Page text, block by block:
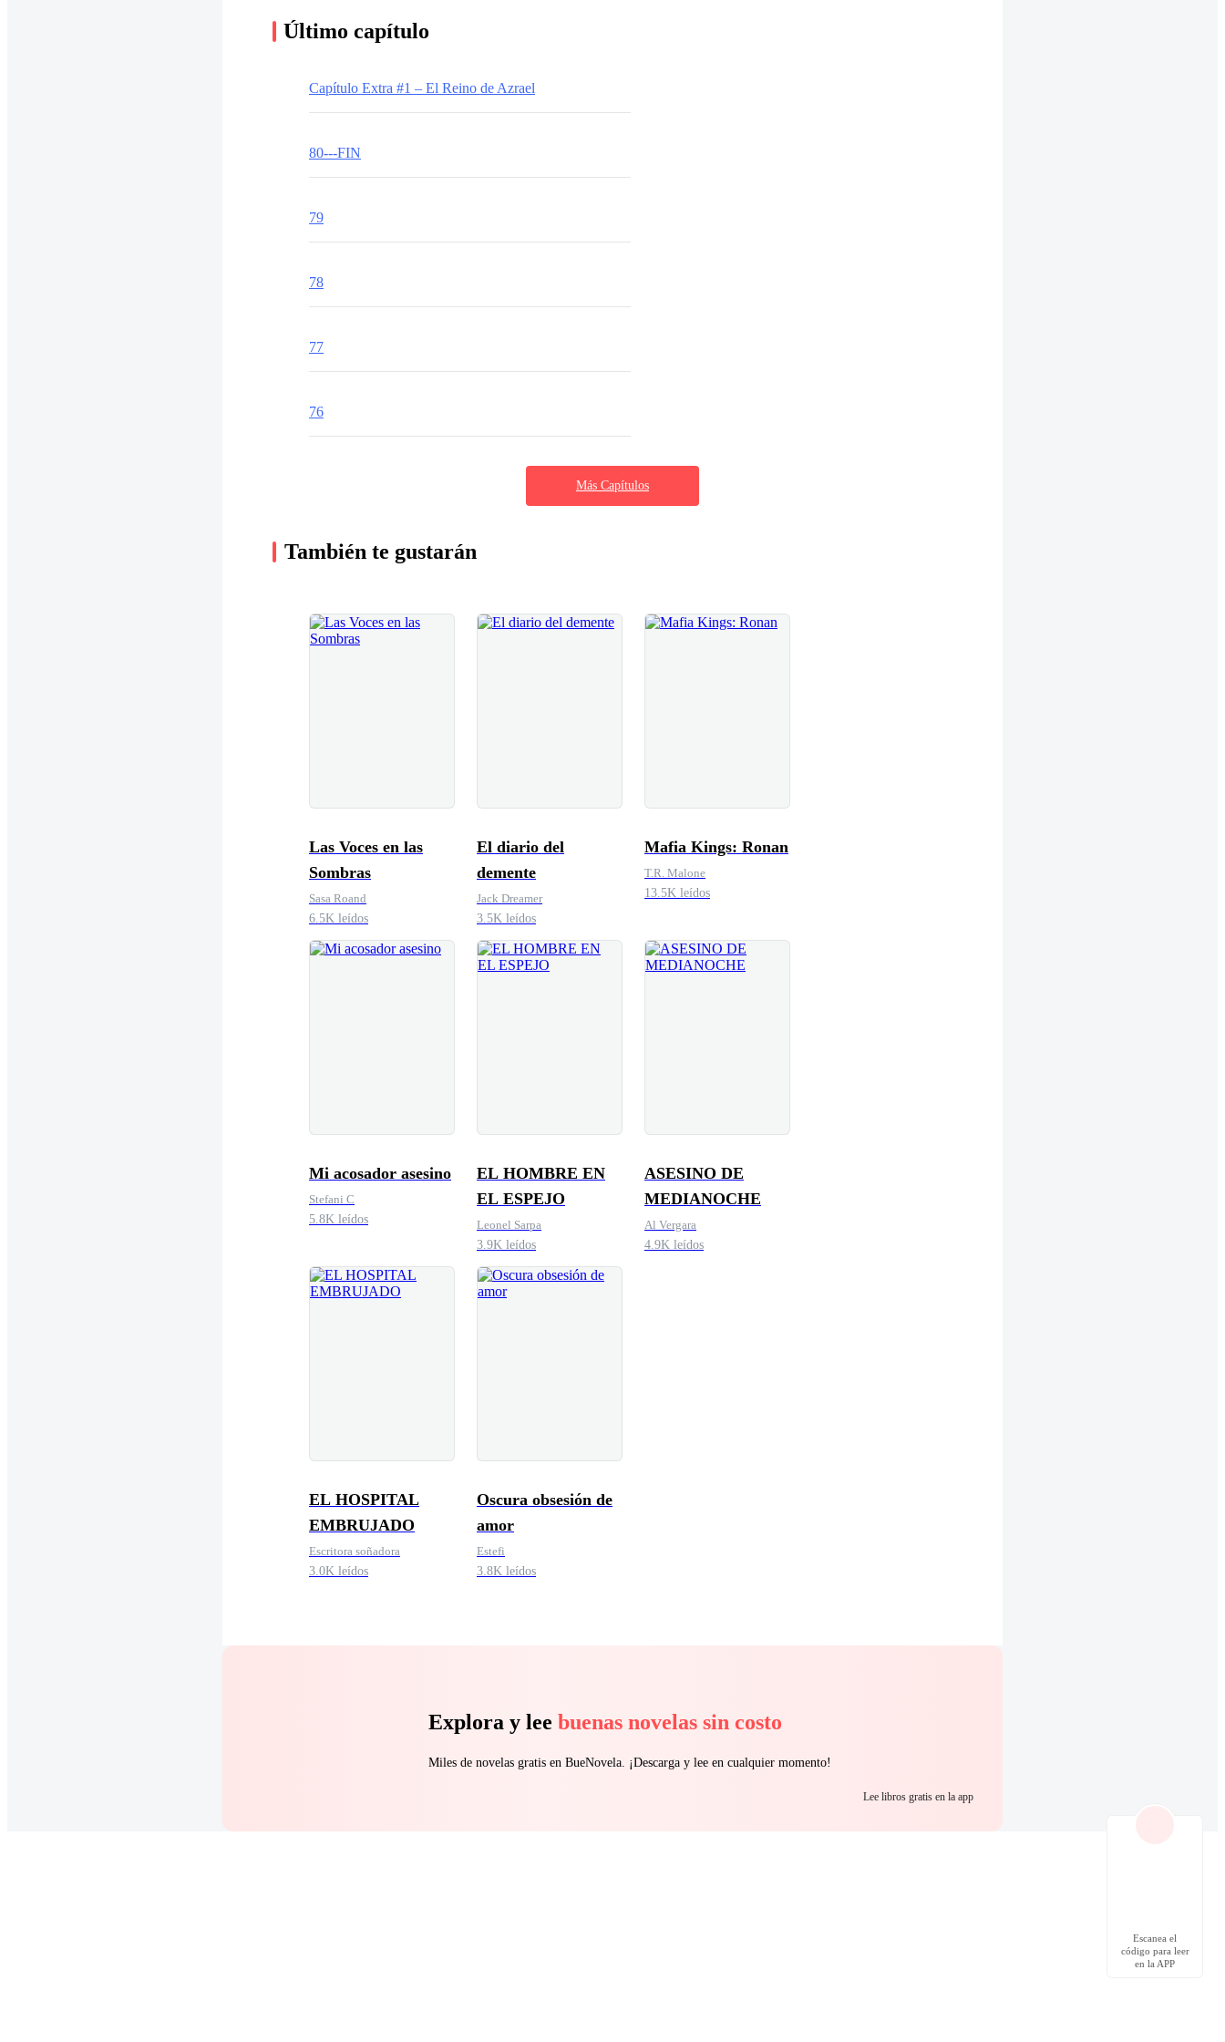
Último capítulo
Capítulo Extra #1 – El Reino de Azrael
80---FIN
79
78
77
76
Más Capítulos
También te gustarán
Las Voces en las
Sombras
Sasa Roand
6.5K leídos
El diario del
demente
Jack Dreamer
3.5K leídos
Mafia Kings: Ronan
T.R. Malone
13.5K leídos
Mi acosador asesino
Stefani C
5.8K leídos
EL HOMBRE EN
EL ESPEJO
Leonel Sarpa
3.9K leídos
ASESINO DE
MEDIANOCHE
Al Vergara
4.9K leídos
EL HOSPITAL
EMBRUJADO
Escritora soñadora
3.0K leídos
Oscura obsesión de
amor
Estefi
3.8K leídos
Explora y lee buenas novelas sin costo
Miles de novelas gratis en BueNovela. ¡Descarga y lee en cualquier momento!
Lee libros gratis en la app
Escanea el
código para leer
en la APP